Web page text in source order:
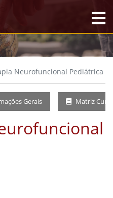
Neurofuncional Pediátrica
Gerais Matriz